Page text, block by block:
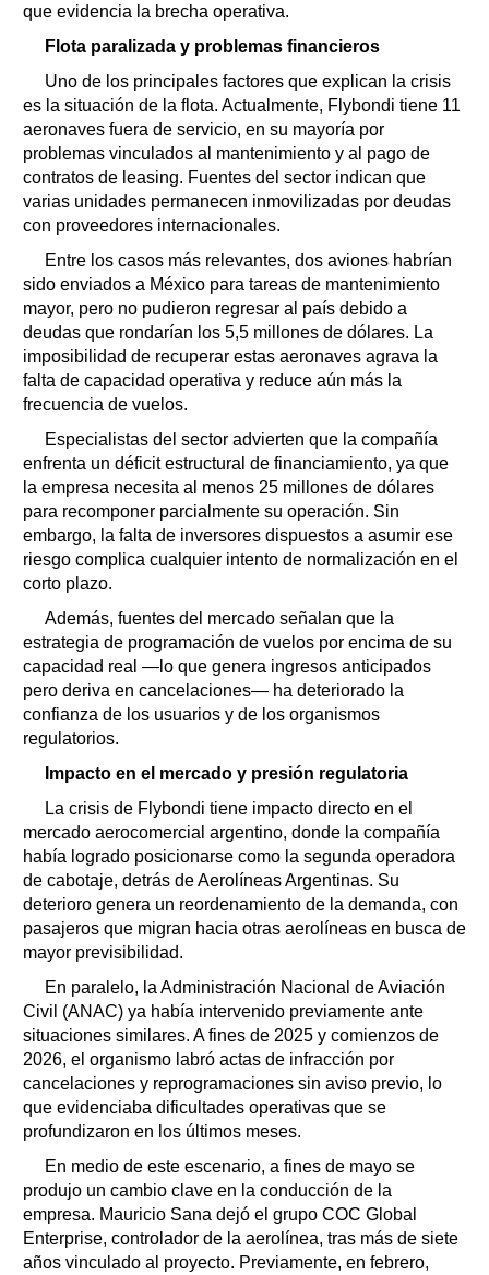
que evidencia la brecha operativa.
Flota paralizada y problemas financieros
Uno de los principales factores que explican la crisis
es la situación de la flota. Actualmente, Flybondi tiene 11
aeronaves fuera de servicio, en su mayoría por
problemas vinculados al mantenimiento y al pago de
contratos de leasing. Fuentes del sector indican que
varias unidades permanecen inmovilizadas por deudas
con proveedores internacionales.
Entre los casos más relevantes, dos aviones habrían
sido enviados a México para tareas de mantenimiento
mayor, pero no pudieron regresar al país debido a
deudas que rondarían los 5,5 millones de dólares. La
imposibilidad de recuperar estas aeronaves agrava la
falta de capacidad operativa y reduce aún más la
frecuencia de vuelos.
Especialistas del sector advierten que la compañía
enfrenta un déficit estructural de financiamiento, ya que
la empresa necesita al menos 25 millones de dólares
para recomponer parcialmente su operación. Sin
embargo, la falta de inversores dispuestos a asumir ese
riesgo complica cualquier intento de normalización en el
corto plazo.
Además, fuentes del mercado señalan que la
estrategia de programación de vuelos por encima de su
capacidad real —lo que genera ingresos anticipados
pero deriva en cancelaciones— ha deteriorado la
confianza de los usuarios y de los organismos
regulatorios.
Impacto en el mercado y presión regulatoria
La crisis de Flybondi tiene impacto directo en el
mercado aerocomercial argentino, donde la compañía
había logrado posicionarse como la segunda operadora
de cabotaje, detrás de Aerolíneas Argentinas. Su
deterioro genera un reordenamiento de la demanda, con
pasajeros que migran hacia otras aerolíneas en busca de
mayor previsibilidad.
En paralelo, la Administración Nacional de Aviación
Civil (ANAC) ya había intervenido previamente ante
situaciones similares. A fines de 2025 y comienzos de
2026, el organismo labró actas de infracción por
cancelaciones y reprogramaciones sin aviso previo, lo
que evidenciaba dificultades operativas que se
profundizaron en los últimos meses.
En medio de este escenario, a fines de mayo se
produjo un cambio clave en la conducción de la
empresa. Mauricio Sana dejó el grupo COC Global
Enterprise, controlador de la aerolínea, tras más de siete
años vinculado al proyecto. Previamente, en febrero,